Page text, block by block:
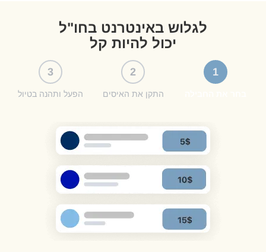
לגלוש באינטרנט בחו"ל
יכול להיות קל
1
2
התקן את האיסים
3
הפעל ותהנה בטיול